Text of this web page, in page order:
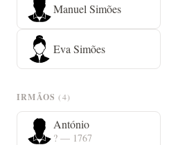
Manuel Simões
Eva Simões
IRMÃOS(4)
António
? — 1767